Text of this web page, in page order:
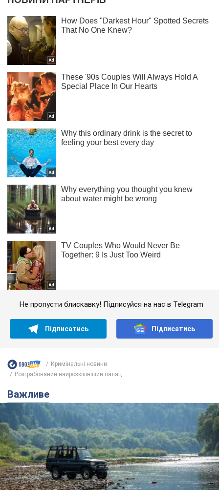
Не пропусти блискавку! Підписуйся на нас в Telegram
Підписатись Підписатись
Кримінальні новини
Розграбований найрозкішніший палац...
Важливе